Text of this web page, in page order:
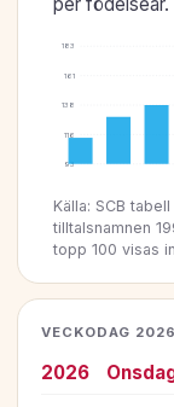
per födelseår.
93
116
138
161
183
Källa: SCB
tilltalsnamnen
topp 100 visas
VECKODAG
2026